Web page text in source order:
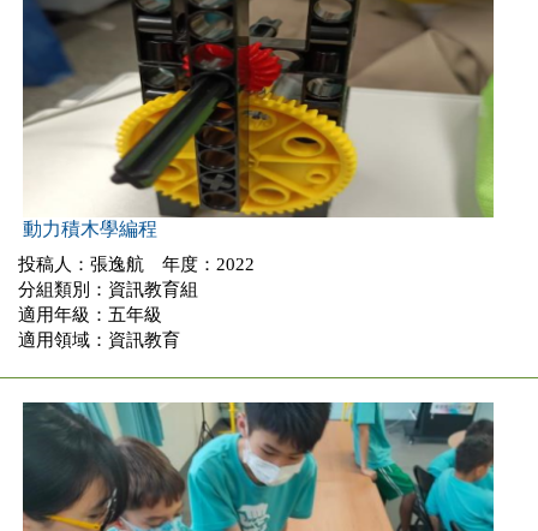
動力積木學編程
投稿人：張逸航 年度：2022
分組類別：資訊教育組
適用年級：五年級
適用領域：資訊教育